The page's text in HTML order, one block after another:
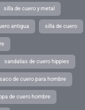
silla de cuero y metal
antigua silla de cuero
sandalias de cuero hippies
saco de cuero para hombre
de cuero hombre